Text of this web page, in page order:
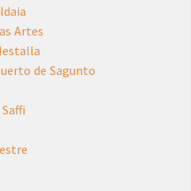
Artes
de Sagunto